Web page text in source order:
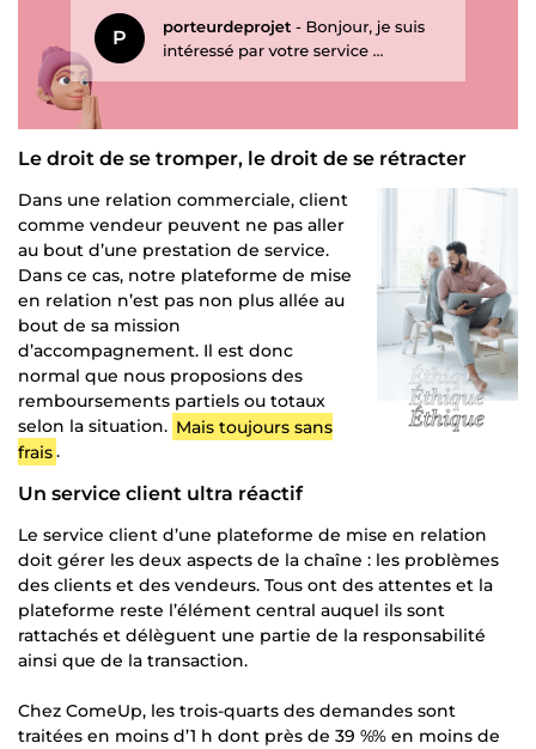
Le droit de se tromper, le droit de se rétracter
Dans une relation commerciale, client
comme vendeur peuvent ne pas aller
au bout d’une prestation de service.
Dans ce cas, notre plateforme de mise
en relation n’est pas non plus allée au
bout de sa mission
d’accompagnement. Il est donc
normal que nous proposions des
remboursements partiels ou totaux
selon la situation. Mais toujours sans
frais.
Un service client ultra réactif
Le service client d’une plateforme de mise en relation
doit gérer les deux aspects de la chaîne : les problèmes
des clients et des vendeurs. Tous ont des attentes et la
plateforme reste l’élément central auquel ils sont
rattachés et délèguent une partie de la responsabilité
ainsi que de la transaction.
Chez ComeUp, les trois-quarts des demandes sont
traitées en moins d’1 h dont près de 39 %% en moins de